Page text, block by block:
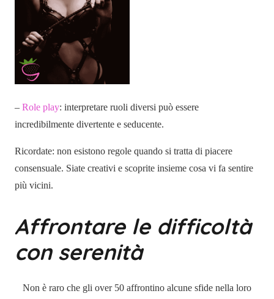
– Role play: interpretare ruoli diversi può essere
incredibilmente divertente e seducente.
Ricordate: non esistono regole quando si tratta di piacere
consensuale. Siate creativi e scoprite insieme cosa vi fa sentire
più vicini.
Affrontare le difficoltà
con serenità
Non è raro che gli over 50 affrontino alcune sfide nella loro